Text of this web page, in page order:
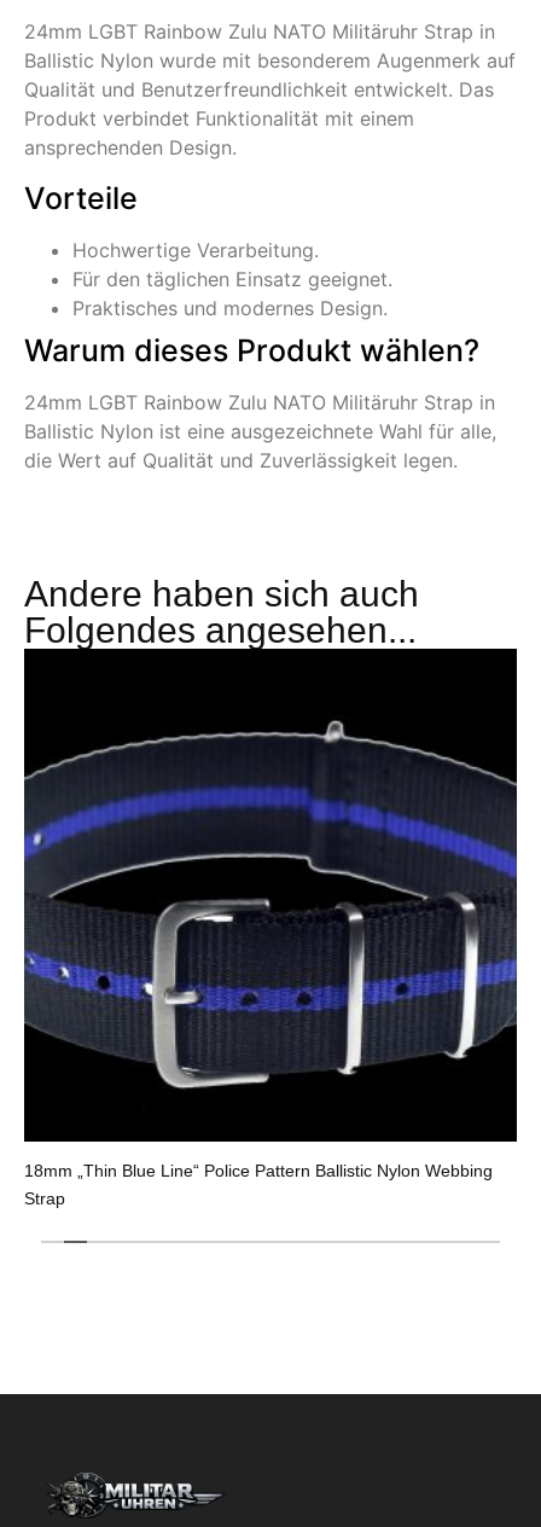
24mm LGBT Rainbow Zulu NATO Militäruhr Strap in
Ballistic Nylon wurde mit besonderem Augenmerk auf
Qualität und Benutzerfreundlichkeit entwickelt. Das
Produkt verbindet Funktionalität mit einem
ansprechenden Design.
Vorteile
Hochwertige Verarbeitung.
Für den täglichen Einsatz geeignet.
Praktisches und modernes Design.
Warum dieses Produkt wählen?
24mm LGBT Rainbow Zulu NATO Militäruhr Strap in
Ballistic Nylon ist eine ausgezeichnete Wahl für alle,
die Wert auf Qualität und Zuverlässigkeit legen.
Andere haben sich auch
Folgendes angesehen...
18mm „Thin Blue Line“ Police Pattern Ballistic Nylon Webbing
Strap